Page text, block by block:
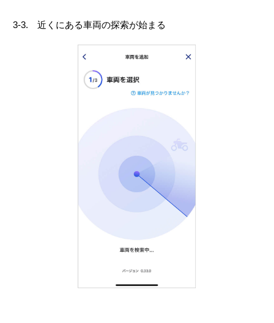
3-3. 近くにある車両の探索が始まる